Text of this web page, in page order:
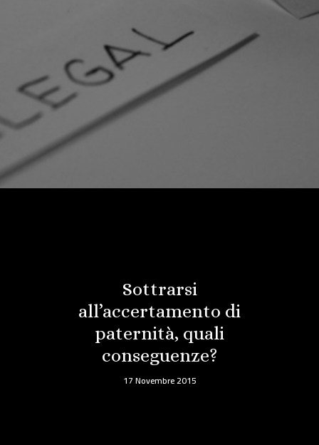
PRENDI UN APPUNTAMENTO
Sottrarsi
all’accertamento di
paternità, quali
conseguenze?
17 Novembre 2015